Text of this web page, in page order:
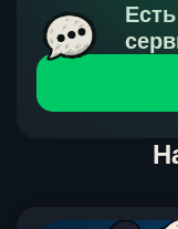
получения нами
направлений
окончательным.
чат на сайте, мы